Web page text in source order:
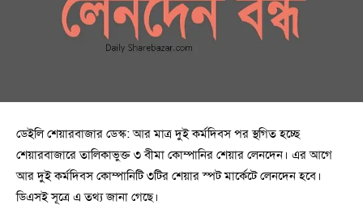
ডেইলি শেয়ারবাজার ডেস্ক: আর মাত্র দুই কর্মদিবস পর স্থগিত হচ্ছে
শেয়ারবাজারে তালিকাভুক্ত ৩ বীমা কোম্পানির শেয়ার লেনদেন। এর আগে
আর দুই কর্মদিবস কোম্পানিটি ৩টির শেয়ার স্পট মার্কেটে লেনদেন হবে।
ডিএসই সূত্রে এ তথ্য জানা গেছে।